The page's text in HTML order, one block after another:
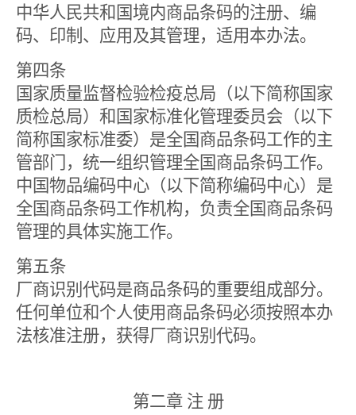
中华人民共和国境内商品条码的注册、编
码、印制、应用及其管理，适用本办法。
第四条
国家质量监督检验检疫总局（以下简称国家
质检总局）和国家标准化管理委员会（以下
简称国家标准委）是全国商品条码工作的主
管部门，统一组织管理全国商品条码工作。
中国物品编码中心（以下简称编码中心）是
全国商品条码工作机构，负责全国商品条码
管理的具体实施工作。
第五条
厂商识别代码是商品条码的重要组成部分。
任何单位和个人使用商品条码必须按照本办
法核准注册，获得厂商识别代码。
第二章 注 册